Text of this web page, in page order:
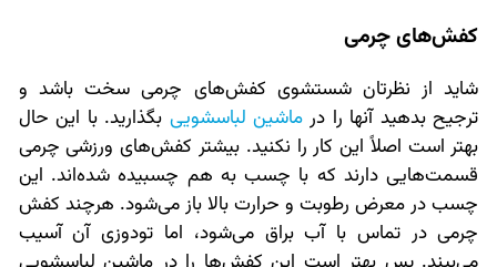
کفش‌های چرمی
شاید از نظرتان شستشوی کفش‌های چرمی سخت باشد و
ترجیح بدهید آنها را در ماشین لباسشویی بگذارید. با این حال
بهتر است اصلاً این کار را نکنید. بیشتر کفش‌های ورزشی چرمی
قسمت‌هایی دارند که با چسب به هم چسبیده شده‌اند. این
چسب در معرض رطوبت و حرارت بالا باز می‌شود. هرچند کفش
چرمی در تماس با آب براق می‌شود، اما تودوزی آن آسیب